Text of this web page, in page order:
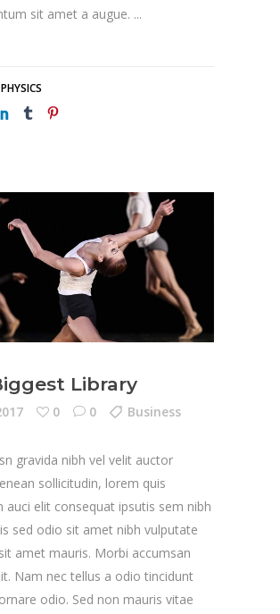
sit amet a augue.
PHYSICS
Library
0 0 Business
gravida nibh vel velit auctor
sollicitudin, lorem quis
auci elit consequat ipsutis sem nibh
sed odio sit amet nibh vulputate
amet mauris. Morbi accumsan
Nam nec tellus a odio tincidunt
odio. Sed non mauris vitae